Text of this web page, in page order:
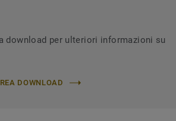
download per ulteriori informazioni su
DOWNLOAD